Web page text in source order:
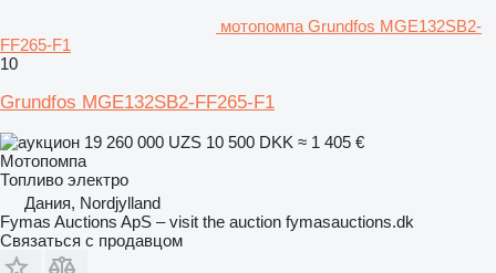
мотопомпа Grundfos MGE132SB2-
FF265-F1
10
Grundfos MGE132SB2-FF265-F1
19 260 000 UZS 10 500 DKK ≈ 1 405 €
Мотопомпа
Топливо электро
Дания, Nordjylland
Fymas Auctions ApS – visit the auction fymasauctions.dk
Связаться с продавцом